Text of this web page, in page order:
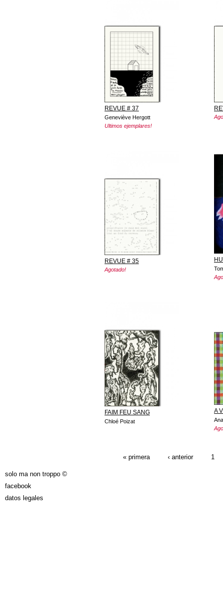
REVUE # 37
Geneviève Hergott
Ultimos ejemplares!
REVUE # 35
Agotado!
FAIM FEU SANG
Chloé Poizat
A
PÁGINAS« primera ‹ anterior 1
solo ma non troppo ©
facebook
datos legales